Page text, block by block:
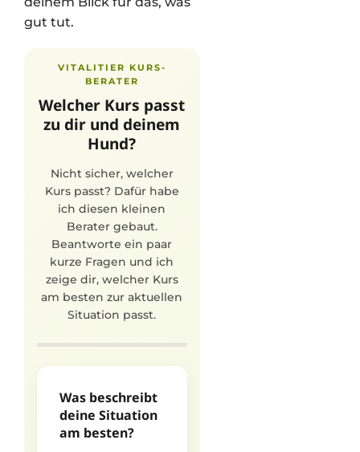
gut tut.
VITALITIER KURS-
BERATER
Welcher Kurs passt
zu dir und deinem
Hund?
Nicht sicher, welcher
Kurs passt? Dafür habe
ich diesen kleinen
Berater gebaut.
Beantworte ein paar
kurze Fragen und ich
zeige dir, welcher Kurs
am besten zur aktuellen
Situation passt.
Was beschreibt
deine Situation
am besten?